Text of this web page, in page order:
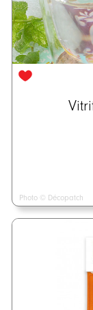
Photo © Décopatch